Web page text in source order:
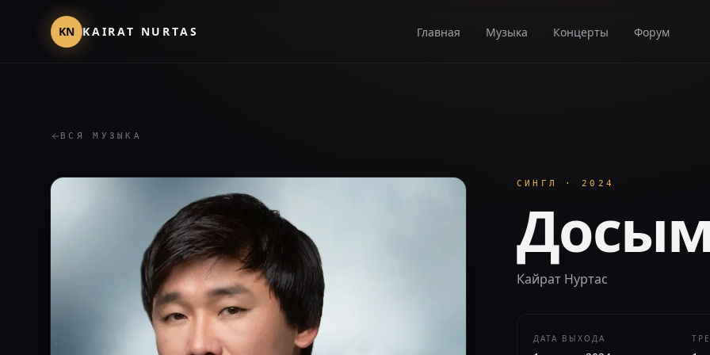
KN KAIRAT NURTAS Главная Музыка Концерты Форум
ВСЯ МУЗЫКА
СИНГЛ ·2024
Кайрат Нуртас
ДАТА ВЫХОДА